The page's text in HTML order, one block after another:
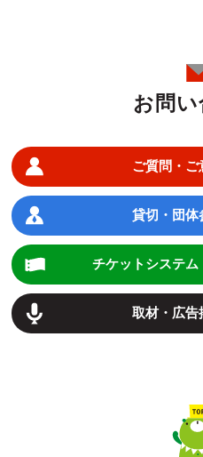
お問
ご質問・
貸切・団体
チケットシステ
取材・広告